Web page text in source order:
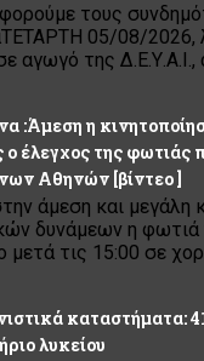
τους
05/08/2026,
αγωγό της Δ.Ε.Υ.Α.Ι.,
:Άμεση η
ο έλεγχος της φωτιάς
Αθηνών [βίντεο ]
άμεση και μεγάλη
δυνάμεων η φωτιά
τις 15:00 σε
καταστήματα:
λυκείου